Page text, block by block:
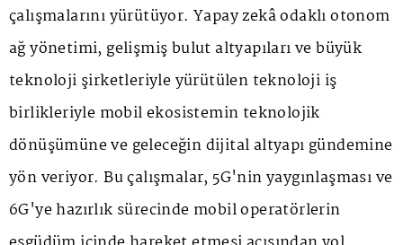
çalışmalarını yürütüyor. Yapay zekâ odaklı otonom
ağ yönetimi, gelişmiş bulut altyapıları ve büyük
teknoloji şirketleriyle yürütülen teknoloji iş
birlikleriyle mobil ekosistemin teknolojik
dönüşümüne ve geleceğin dijital altyapı gündemine
yön veriyor. Bu çalışmalar, 5G'nin yaygınlaşması ve
6G'ye hazırlık sürecinde mobil operatörlerin